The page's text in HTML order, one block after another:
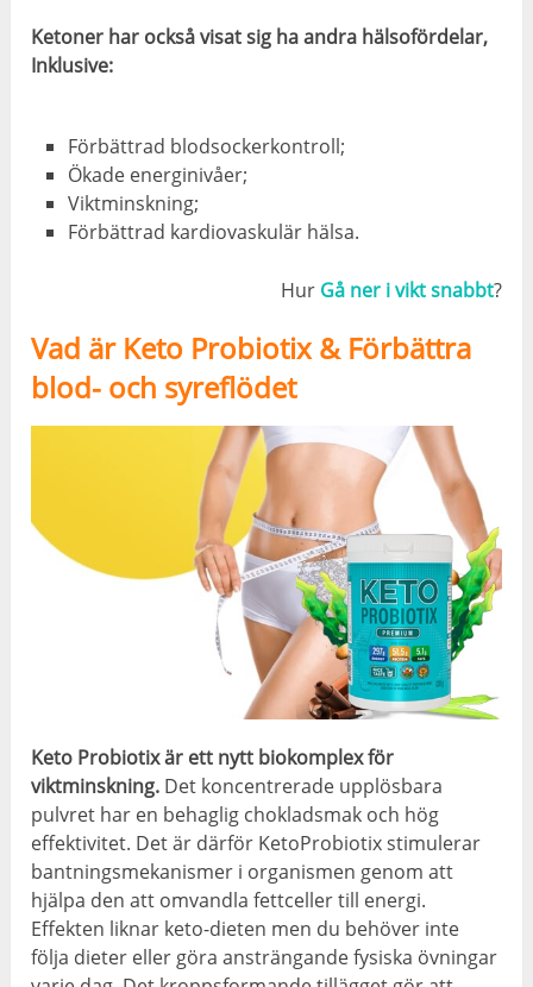
Ketoner har också visat sig ha andra hälsofördelar,
Inklusive:
Förbättrad blodsockerkontroll;
Ökade energinivåer;
Viktminskning;
Förbättrad kardiovaskulär hälsa.
Hur Gå ner i vikt snabbt?
Vad är Keto Probiotix & Förbättra
blod- och syreflödet
Keto Probiotix är ett nytt biokomplex för
viktminskning. Det koncentrerade upplösbara
pulvret har en behaglig chokladsmak och hög
effektivitet. Det är därför KetoProbiotix stimulerar
bantningsmekanismer i organismen genom att
hjälpa den att omvandla fettceller till energi.
Effekten liknar keto-dieten men du behöver inte
följa dieter eller göra ansträngande fysiska övningar